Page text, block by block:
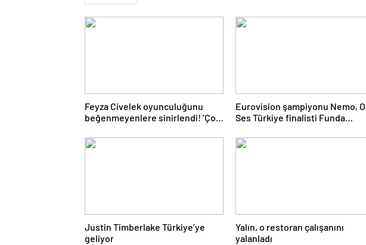
Feyza Civelek oyunculuğunu
beğenmeyenlere sinirlendi! ‘Çok
Eurovision şampiyonu Nemo, O
Ses Türkiye finalisti Funda
Justin Timberlake Türkiye’ye
geliyor
Yalın, o restoran çalışanını
yalanladı